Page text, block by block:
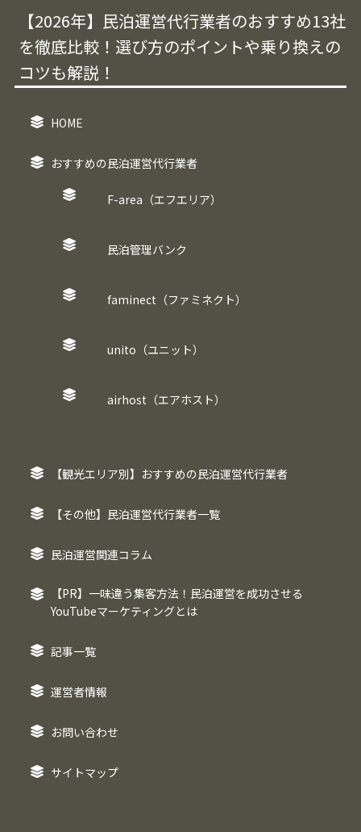
【2026年】民泊運営代行業者のおすすめ13社
を徹底比較！選び方のポイントや乗り換えの
コツも解説！
HOME
おすすめの民泊運営代行業者
F-area（エフエリア）
民泊管理バンク
faminect（ファミネクト）
unito（ユニット）
airhost（エアホスト）
【観光エリア別】おすすめの民泊運営代行業者
【その他】民泊運営代行業者一覧
民泊運営関連コラム
【PR】一味違う集客方法！民泊運営を成功させる
YouTubeマーケティングとは
記事一覧
運営者情報
お問い合わせ
サイトマップ